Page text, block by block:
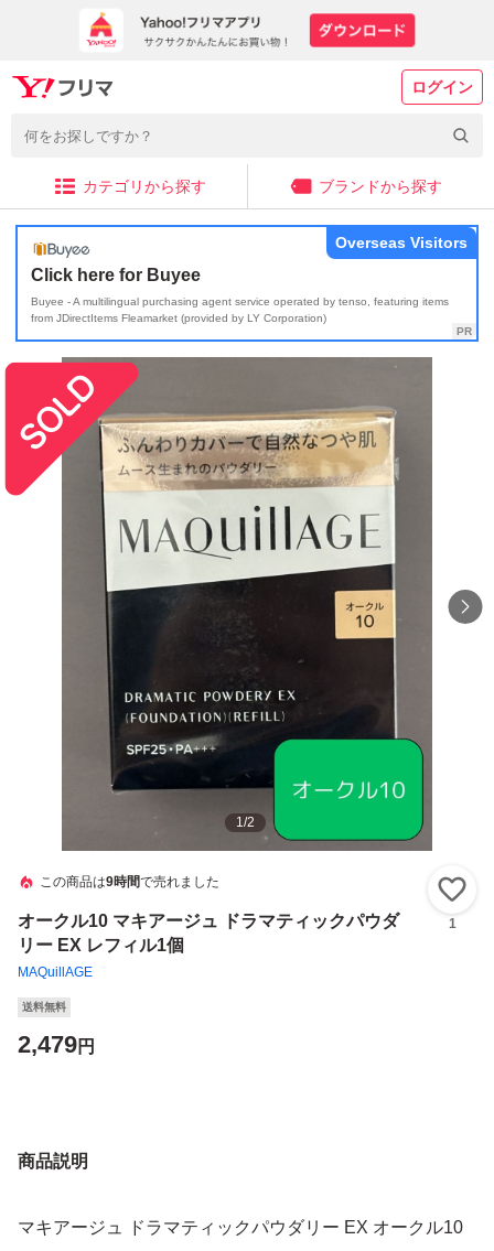
ログイン
カテゴリから探す ブランドから探す
Click here for Buyee
Buyee - A multilingual purchasing agent service operated by tenso, featuring items
from JDirectItems Fleamarket (provided by LY Corporation)
Overseas Visitors
1/2
この商品は9時間で売れました
オークル10 マキアージュ ドラマティックパウダ
リー EX レフィル1個
MAQuillAGE
1
送料無料
2,479円
商品説明
マキアージュ ドラマティックパウダリー EX オークル10